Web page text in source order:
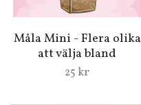
Måla Mini - Flera olika
att välja bland
25 kr